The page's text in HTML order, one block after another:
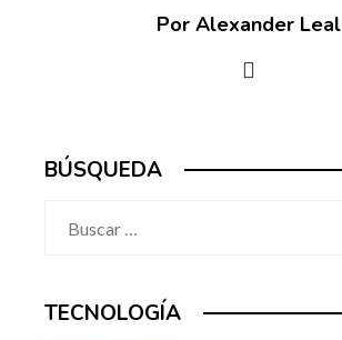
Por Alexander Leal
BÚSQUEDA
TECNOLOGÍA